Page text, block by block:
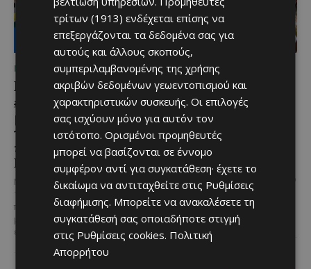
ΜΈΝΟΥΜΕ ΕΝΗΜΕΡΩΜΈΝΟΙ
Lidl Better Living Days
#summer2026: Ένα
μοναδικό ταξίδι ευεξίας,
γεμάτο γεύση, ενέργεια
και χαμόγελα σε όλη την
Κύπρο
Με 6 προορισμούς, πάνω από
1.700 συμμετέχοντες και
περισσότερες από 3.500
μερίδες, η Lidl Κύπρου
επιβεβαίωσε για ακόμα...
ΜΈΝΟΥΜΕ ΕΝΗΜΕΡΩΜΈΝΟΙ
Μια βραδιά γεμάτη
παράδοση, μουσική και
κέφι στον Δελίκηπο για
τη γιορτή του
Χρυσοσώτηρος
@menoumekypro Μια βραδιά
γεμάτη παράδοση, μουσική, χορό
και αυθεντικές γεύσεις στον
Δελίκηπο!
Το κρητικό
γλέντι,...
τρίτων (1913) ενδέχεται επίσης να
επεξεργάζονται τα δεδομένα σας για
αυτούς και άλλους σκοπούς,
συμπεριλαμβανομένης της χρήσης
ακριβών δεδομένων γεωεντοπισμού και
χαρακτηριστικών συσκευής. Οι επιλογές
σας ισχύουν μόνο για αυτόν τον
ιστότοπο. Ορισμένοι προμηθευτές
μπορεί να βασίζονται σε έννομο
συμφέρον αντί για συγκατάθεση· έχετε το
δικαίωμα να αντιταχθείτε στις Ρυθμίσεις
διαφήμισης. Μπορείτε να ανακαλέσετε τη
συγκατάθεσή σας οποιαδήποτε στιγμή
στις Ρυθμίσεις cookies. Πολιτική
Απορρήτου